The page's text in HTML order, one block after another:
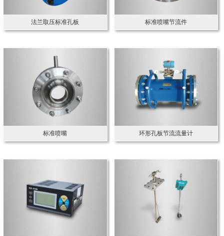
法兰取压标准孔板 标准喷嘴节流件
标准喷嘴 环形孔板节流流量计